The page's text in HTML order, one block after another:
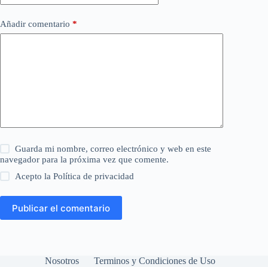
Añadir comentario *
Guarda mi nombre, correo electrónico y web en este
navegador para la próxima vez que comente.
Acepto laPolítica de privacidad
Publicar el comentario
Nosotros Terminos y Condiciones de Uso